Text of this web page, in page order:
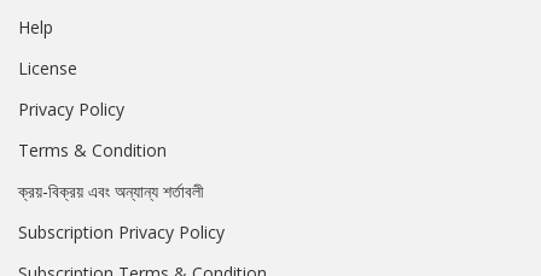
Help
License
Privacy Policy
Terms & Condition
ক্রয়-বিক্রয় এবং অন্যান্য শর্তাবলী
Subscription Privacy Policy